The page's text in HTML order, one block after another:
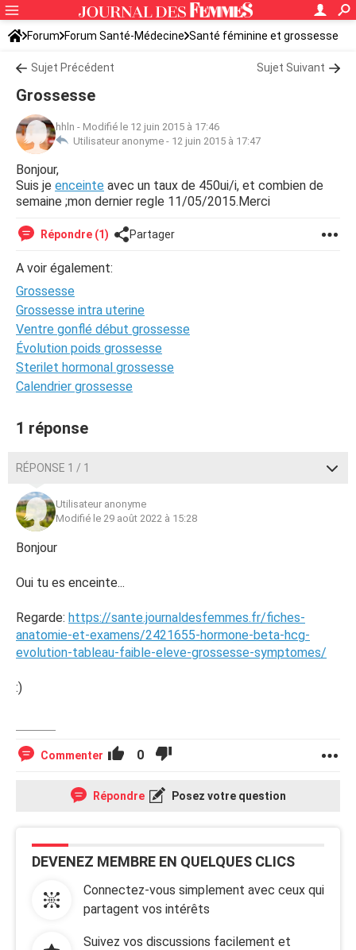
Forum Forum Santé-Médecine Santé féminine et grossesse
Sujet Précédent Sujet Suivant
Grossesse
hhln - Modifié le 12 juin 2015 à 17:46
Utilisateur anonyme - 12 juin 2015 à 17:47
Bonjour,
Suis je enceinte avec un taux de 450ui/i, et combien de
semaine ;mon dernier regle 11/05/2015.Merci
Répondre (1) Partager
A voir également:
Grossesse
Grossesse intra uterine
Ventre gonflé début grossesse
Évolution poids grossesse
Sterilet hormonal grossesse
Calendrier grossesse
1 réponse
RÉPONSE 1 / 1
Utilisateur anonyme
Modifié le 29 août 2022 à 15:28
Bonjour
Oui tu es enceinte...
Regarde: https://sante.journaldesfemmes.fr/fiches-
anatomie-et-examens/2421655-hormone-beta-hcg-
evolution-tableau-faible-eleve-grossesse-symptomes/
:)
Commenter 0
Répondre Posez votre question
DEVENEZ MEMBRE EN QUELQUES CLICS
Connectez-vous simplement avec ceux qui
partagent vos intérêts
Suivez vos discussions facilement et